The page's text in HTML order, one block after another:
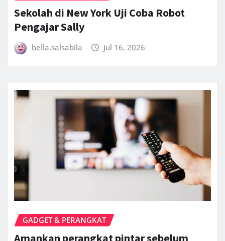
Sekolah di New York Uji Coba Robot
Pengajar Sally
bella.salsabila Jul 16, 2026
GADGET & PERANGKAT
Amankan perangkat pintar sebelum